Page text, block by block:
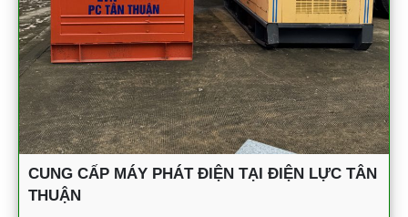
CUNG CẤP MÁY PHÁT ĐIỆN TẠI ĐIỆN LỰC TÂN
THUẬN